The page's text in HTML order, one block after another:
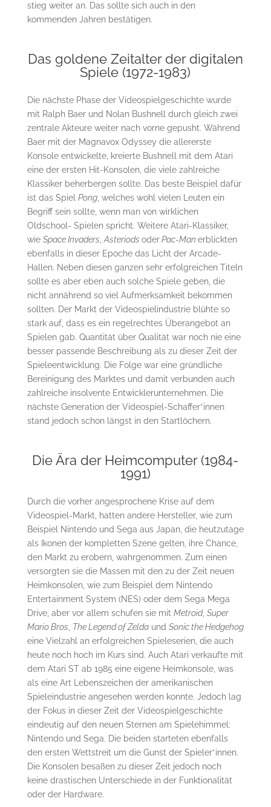
stieg weiter an. Das sollte sich auch in den
kommenden Jahren bestätigen.
Das goldene Zeitalter der digitalen
Spiele (1972-1983)
Die nächste Phase der Videospielgeschichte wurde
mit Ralph Baer und Nolan Bushnell durch gleich zwei
zentrale Akteure weiter nach vorne gepusht. Während
Baer mit der Magnavox Odyssey die allererste
Konsole entwickelte, kreierte Bushnell mit dem Atari
eine der ersten Hit-Konsolen, die viele zahlreiche
Klassiker beherbergen sollte. Das beste Beispiel dafür
ist das Spiel Pong, welches wohl vielen Leuten ein
Begriff sein sollte, wenn man von wirklichen
Oldschool- Spielen spricht. Weitere Atari-Klassiker,
wie Space Invaders,Asteriods oderPac-Man erblickten
ebenfalls in dieser Epoche das Licht der Arcade-
Hallen. Neben diesen ganzen sehr erfolgreichen Titeln
sollte es aber eben auch solche Spiele geben, die
nicht annährend so viel Aufmerksamkeit bekommen
sollten. Der Markt der Videospielindustrie blühte so
stark auf, dass es ein regelrechtes Überangebot an
Spielen gab. Quantität über Qualität war noch nie eine
besser passende Beschreibung als zu dieser Zeit der
Spieleentwicklung. Die Folge war eine gründliche
Bereinigung des Marktes und damit verbunden auch
zahlreiche insolvente Entwicklerunternehmen. Die
nächste Generation der Videospiel-Schaffer*innen
stand jedoch schon längst in den Startlöchern.
Die Ära der Heimcomputer (1984-
1991)
Durch die vorher angesprochene Krise auf dem
Videospiel-Markt, hatten andere Hersteller, wie zum
Beispiel Nintendo und Sega aus Japan, die heutzutage
als Ikonen der kompletten Szene gelten, ihre Chance,
den Markt zu erobern, wahrgenommen. Zum einen
versorgten sie die Massen mit den zu der Zeit neuen
Heimkonsolen, wie zum Beispiel dem Nintendo
Entertainment System (NES) oder dem Sega Mega
Drive, aber vor allem schufen sie mit Metroid, Super
Mario Bros, The Legend of Zeldaund Sonic the Hedgehog
eine Vielzahl an erfolgreichen Spieleserien, die auch
heute noch hoch im Kurs sind. Auch Atari verkaufte mit
dem Atari ST ab 1985 eine eigene Heimkonsole, was
als eine Art Lebenszeichen der amerikanischen
Spieleindustrie angesehen werden konnte. Jedoch lag
der Fokus in dieser Zeit der Videospielgeschichte
eindeutig auf den neuen Sternen am Spielehimmel:
Nintendo und Sega. Die beiden starteten ebenfalls
den ersten Wettstreit um die Gunst der Spieler*innen.
Die Konsolen besaßen zu dieser Zeit jedoch noch
keine drastischen Unterschiede in der Funktionalität
oder der Hardware.